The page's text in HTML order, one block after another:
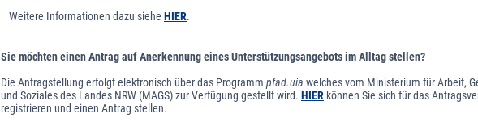
Weitere Informationen dazu siehe HIER.
Sie möchten einen Antrag auf Anerkennung eines Unterstützungsangebots im Alltag stellen?
Die Antragstellung erfolgt elektronisch über das Programm pfad.uia welches vom Ministerium für Arbeit,
und Soziales des Landes NRW (MAGS) zur Verfügung gestellt wird. HIER können Sie sich für das
registrieren und einen Antrag stellen.